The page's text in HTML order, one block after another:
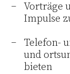
Vorträge
Impulse
Telefon-
und
bieten